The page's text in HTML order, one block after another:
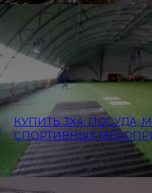
КУПИТЬ 3Х4, ПОСУДА,
СПОРТИВНЫХ